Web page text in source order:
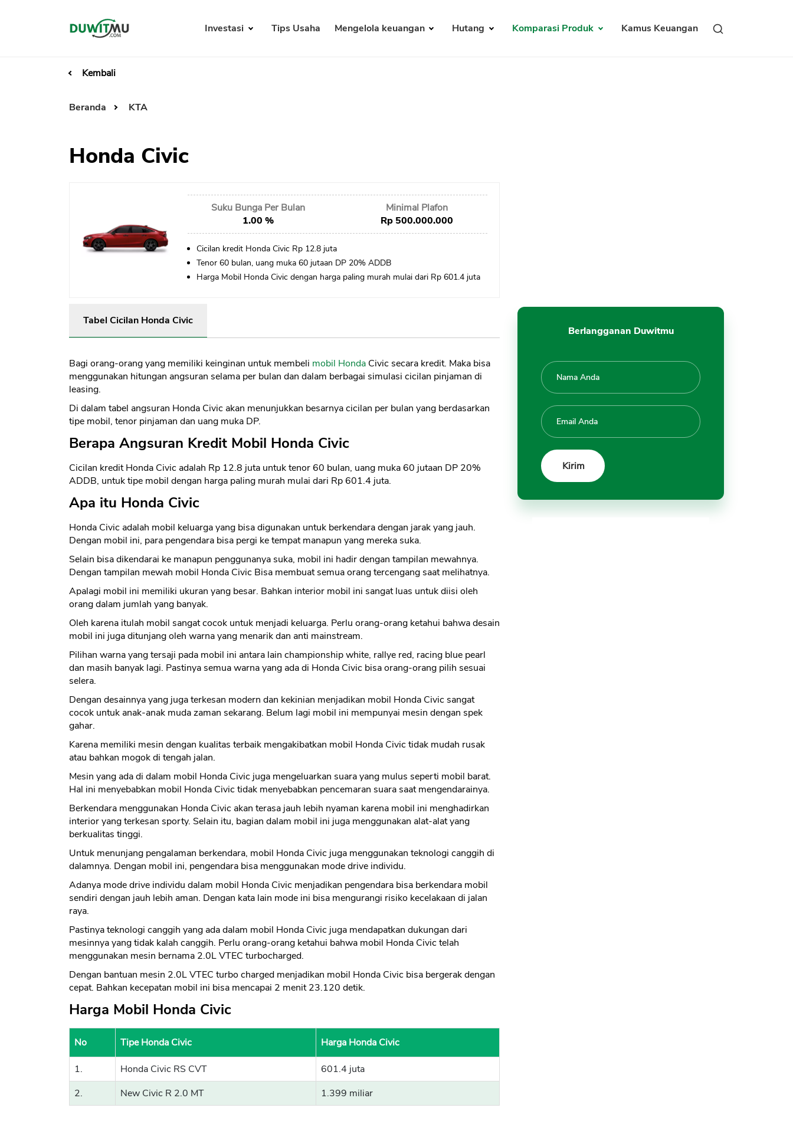
Investasi Tips Usaha Mengelola keuangan Hutang Komparasi Produk Kamus Keuangan
Kembali
Beranda KTA
Honda Civic
Suku Bunga Per Bulan
1.00 %
Minimal Plafon
Rp 500.000.000
Cicilan kredit Honda Civic Rp 12.8 juta
Tenor 60 bulan, uang muka 60 jutaan DP 20% ADDB
Harga Mobil Honda Civic dengan harga paling murah mulai dari Rp 601.4 juta
Tabel Cicilan Honda Civic
Bagi orang-orang yang memiliki keinginan untuk membeli mobil Honda Civic secara kredit. Maka bisa
menggunakan hitungan angsuran selama per bulan dan dalam berbagai simulasi cicilan pinjaman di
leasing.
Di dalam tabel angsuran Honda Civic akan menunjukkan besarnya cicilan per bulan yang berdasarkan
tipe mobil, tenor pinjaman dan uang muka DP.
Berapa Angsuran Kredit Mobil Honda Civic
Cicilan kredit Honda Civic adalah Rp 12.8 juta untuk tenor 60 bulan, uang muka 60 jutaan DP 20%
ADDB, untuk tipe mobil dengan harga paling murah mulai dari Rp 601.4 juta.
Apa itu Honda Civic
Honda Civic adalah mobil keluarga yang bisa digunakan untuk berkendara dengan jarak yang jauh.
Dengan mobil ini, para pengendara bisa pergi ke tempat manapun yang mereka suka.
Selain bisa dikendarai ke manapun penggunanya suka, mobil ini hadir dengan tampilan mewahnya.
Dengan tampilan mewah mobil Honda Civic Bisa membuat semua orang tercengang saat melihatnya.
Apalagi mobil ini memiliki ukuran yang besar. Bahkan interior mobil ini sangat luas untuk diisi oleh
orang dalam jumlah yang banyak.
Oleh karena itulah mobil sangat cocok untuk menjadi keluarga. Perlu orang-orang ketahui bahwa desain
mobil ini juga ditunjang oleh warna yang menarik dan anti mainstream.
Pilihan warna yang tersaji pada mobil ini antara lain championship white, rallye red, racing blue pearl
dan masih banyak lagi. Pastinya semua warna yang ada di Honda Civic bisa orang-orang pilih sesuai
selera.
Dengan desainnya yang juga terkesan modern dan kekinian menjadikan mobil Honda Civic sangat
cocok untuk anak-anak muda zaman sekarang. Belum lagi mobil ini mempunyai mesin dengan spek
gahar.
Karena memiliki mesin dengan kualitas terbaik mengakibatkan mobil Honda Civic tidak mudah rusak
atau bahkan mogok di tengah jalan.
Mesin yang ada di dalam mobil Honda Civic juga mengeluarkan suara yang mulus seperti mobil barat.
Hal ini menyebabkan mobil Honda Civic tidak menyebabkan pencemaran suara saat mengendarainya.
Berkendara menggunakan Honda Civic akan terasa jauh lebih nyaman karena mobil ini menghadirkan
interior yang terkesan sporty. Selain itu, bagian dalam mobil ini juga menggunakan alat-alat yang
berkualitas tinggi.
Untuk menunjang pengalaman berkendara, mobil Honda Civic juga menggunakan teknologi canggih di
dalamnya. Dengan mobil ini, pengendara bisa menggunakan mode drive individu.
Adanya mode drive individu dalam mobil Honda Civic menjadikan pengendara bisa berkendara mobil
sendiri dengan jauh lebih aman. Dengan kata lain mode ini bisa mengurangi risiko kecelakaan di jalan
raya.
Pastinya teknologi canggih yang ada dalam mobil Honda Civic juga mendapatkan dukungan dari
mesinnya yang tidak kalah canggih. Perlu orang-orang ketahui bahwa mobil Honda Civic telah
menggunakan mesin bernama 2.0L VTEC turbocharged.
Dengan bantuan mesin 2.0L VTEC turbo charged menjadikan mobil Honda Civic bisa bergerak dengan
cepat. Bahkan kecepatan mobil ini bisa mencapai 2 menit 23.120 detik.
Harga Mobil Honda Civic
No Tipe Honda Civic Harga Honda Civic
1. Honda Civic RS CVT
601.4 juta
2.
New Civic R 2.0 MT 1.399 miliar
Berlangganan Duwitmu